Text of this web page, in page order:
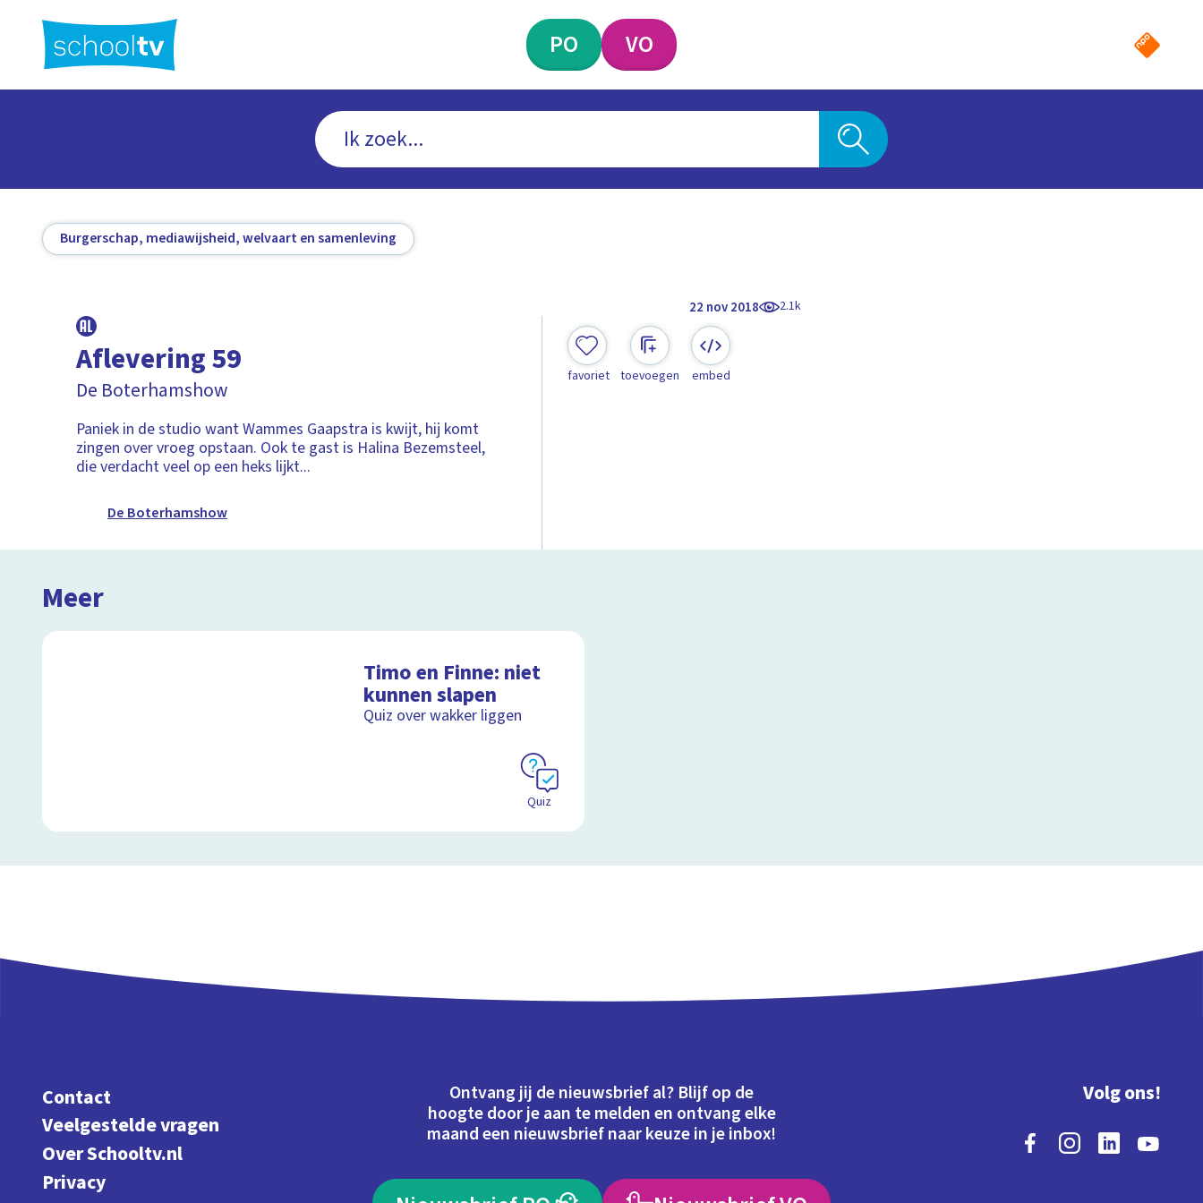
hoofdinhoud
PO VO
Burgerschap, mediawijsheid, welvaart en samenleving
22 nov 2018 2.1k
Aflevering 59
De Boterhamshow
Paniek in de studio want Wammes Gaapstra is kwijt, hij komt
zingen over vroeg opstaan. Ook te gast is Halina Bezemsteel,
die verdacht veel op een heks lijkt...
De Boterhamshow
favoriet toevoegen embed
Meer
Timo en Finne: niet
kunnen slapen
Quiz over wakker liggen
Quiz
Contact
Veelgestelde vragen
Over Schooltv.nl
Privacy
Ontvang jij de nieuwsbrief al? Blijf op de
hoogte door je aan te melden en ontvang elke
maand een nieuwsbrief naar keuze in je inbox!
Volg ons!